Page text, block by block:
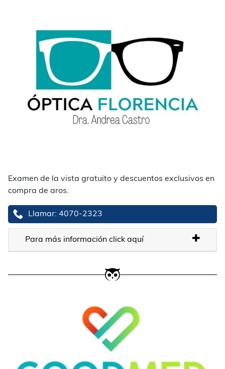
Examen de la vista gratuito y descuentos exclusivos en
compra de aros.
Llamar: 4070-2323
Para más información click aquí